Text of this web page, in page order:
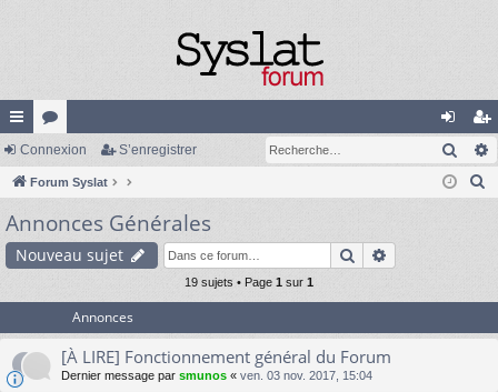
cc
ès
ra
pi
or
u
m
s
on
ne
’e
nr
Connexion S’enregistrer
Forum Syslat
r
Annonces Générales
Nouveau sujet Rechercher
19 sujets • Page 1 sur 1
Annonces
[À LIRE] Fonctionnement général du Forum
Dernier message par smunos « ven. 03 nov. 2017, 15:04